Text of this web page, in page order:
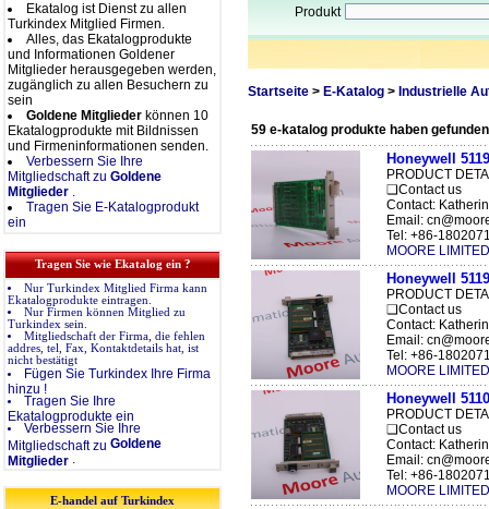
Ekatalog ist Dienst zu allen
Turkindex Mitglied Firmen.
Alles, das Ekatalogprodukte
und Informationen Goldener
Mitglieder herausgegeben werden,
zugänglich zu allen Besuchern zu
sein
Goldene Mitglieder können 10
Ekatalogprodukte mit Bildnissen
und Firmeninformationen senden.
Verbessern Sie Ihre
Mitgliedschaft zu Goldene
Mitglieder .
Tragen Sie E-Katalogprodukt
ein
Tragen Sie wie Ekatalog ein ?
Nur Turkindex Mitglied Firma kann
Ekatalogprodukte eintragen.
Nur Firmen können Mitglied zu
Turkindex sein.
Mitgliedschaft der Firma, die fehlen
addres, tel, Fax, Kontaktdetails hat, ist
nicht bestätigt
Fügen Sie Turkindex Ihre Firma
hinzu !
Tragen Sie Ihre
Ekatalogprodukte ein
Verbessern Sie Ihre
Mitgliedschaft zu Goldene
Mitglieder .
E-handel auf Turkindex
Produkt
Startseite > E-Katalog> Industrielle
59 e-katalog produkte haben gefunden
Honeywell
PRODUCT
❑Contact us
Contact:
Email:
Tel: +86-
MOORE LIMITED
Honeywell
PRODUCT
❑Contact us
Contact:
Email:
Tel: +86-
MOORE LIMITED
Honeywell
PRODUCT
❑Contact us
Contact:
Email:
Tel: +86-
MOORE LIMITED